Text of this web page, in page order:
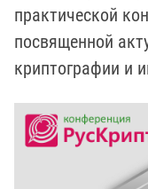
практической
посвященной
криптографии и